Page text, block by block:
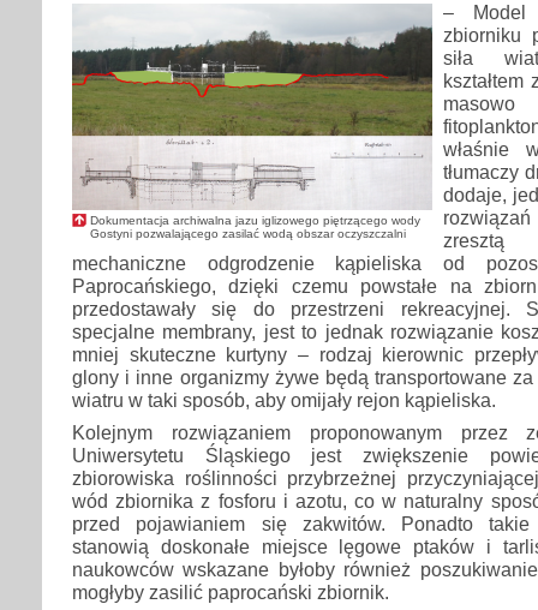
Dokumentacja archiwalna jazu iglizowego piętrzącego wody
Gostyni pozwalającego zasilać wodą obszar oczyszczalni
– Model
zbiorniku
siła
właśnie
tłumaczy
dodaje,
mechaniczne odgrodzenie kąpieliska od
Paprocańskiego, dzięki czemu powstałe na
przedostawały się do przestrzeni rekreacyjnej.
specjalne membrany, jest to jednak rozwiązanie
mniej skuteczne kurtyny – rodzaj kierownic
glony i inne organizmy żywe będą transportowane
wiatru w taki sposób, aby omijały rejon kąpieliska.
Kolejnym rozwiązaniem proponowanym przez
Uniwersytetu Śląskiego jest zwiększenie
zbiorowiska roślinności przybrzeżnej
wód zbiornika z fosforu i azotu, co w naturalny
przed pojawianiem się zakwitów. Ponadto takie
stanowią doskonałe miejsce lęgowe ptaków i
naukowców wskazane byłoby również
mogłyby zasilić paprocański zbiornik.